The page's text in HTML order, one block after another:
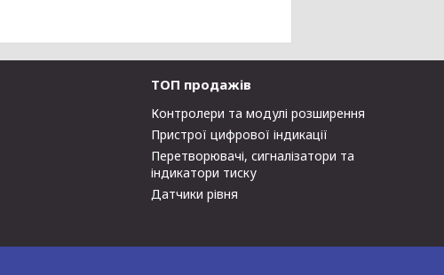
ТОП продажів
Контролери та модулі розширення
Пристрої цифрової індикації
Перетворювачі, сигналізатори та
індикатори тиску
Датчики рівня